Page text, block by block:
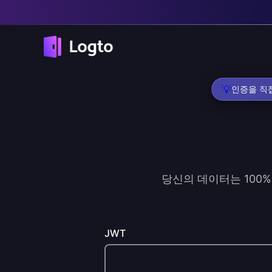
💡인증을 직
당신의 데이터는
JWT